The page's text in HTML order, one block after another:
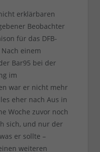
erklärbaren
Beobachter
für das DFB-
einem
Bar95 bei der
im
war er nicht mehr
eher nach Aus in
Woche zuvor noch
sich, und nur der
er sollte –
weiteren